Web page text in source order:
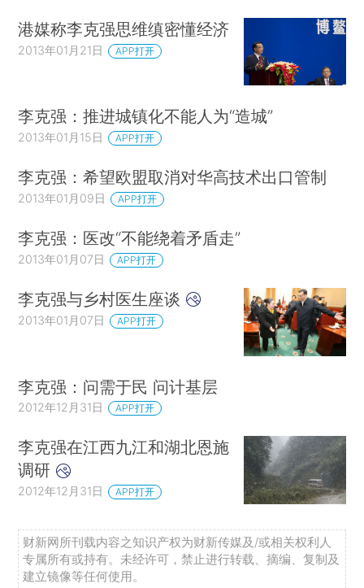
港媒称李克强思维缜密懂经济
2013年01月21日 APP打开
李克强：推进城镇化不能人为“造城”
2013年01月15日 APP打开
李克强：希望欧盟取消对华高技术出口管制
2013年01月09日 APP打开
李克强：医改“不能绕着矛盾走”
2013年01月07日 APP打开
李克强与乡村医生座谈
2013年01月07日 APP打开
李克强：问需于民 问计基层
2012年12月31日 APP打开
李克强在江西九江和湖北恩施
调研
2012年12月31日 APP打开
财新网所刊载内容之知识产权为财新传媒及/或相关权利人
专属所有或持有。未经许可，禁止进行转载、摘编、复制及
建立镜像等任何使用。